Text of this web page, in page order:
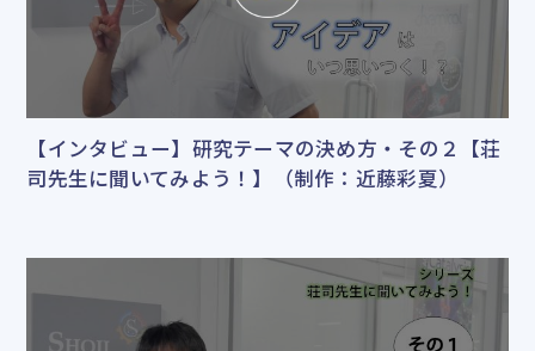
【インタビュー】研究テーマの決め方・その２【荘
司先生に聞いてみよう！】（制作：近藤彩夏）